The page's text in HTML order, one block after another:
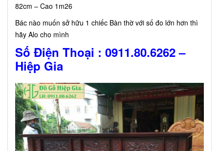
82cm – Cao 1m26
Bác nào muốn sở hữu 1 chiếc Bàn thờ với số đo lớn hơn thì
hãy Alo cho mình
Số Điện Thoại : 0911.80.6262 –
Hiệp Gia